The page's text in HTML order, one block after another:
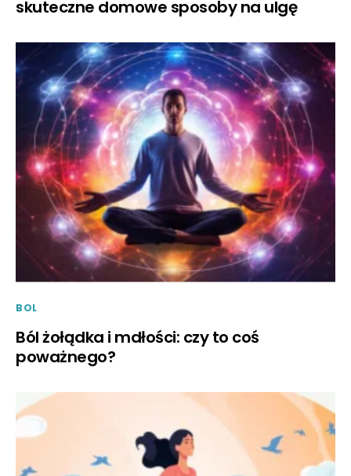
skuteczne domowe sposoby na ulgę
BOL
Ból żołądka i mdłości: czy to coś
poważnego?